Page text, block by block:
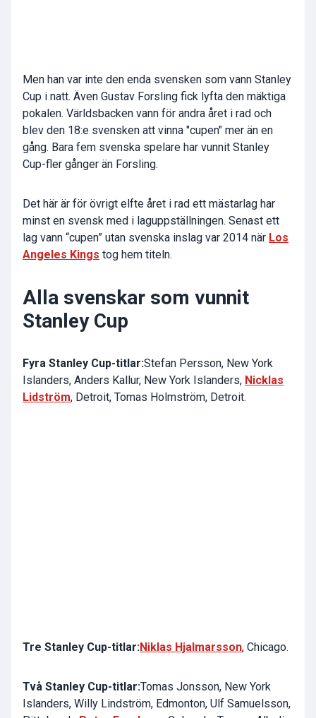
Men han var inte den enda svensken som vann Stanley
Cup i natt. Även Gustav Forsling fick lyfta den mäktiga
pokalen. Världsbacken vann för andra året i rad och
blev den 18:e svensken att vinna "cupen" mer än en
gång. Bara fem svenska spelare har vunnit Stanley
Cup-fler gånger än Forsling.
Det här är för övrigt elfte året i rad ett mästarlag har
minst en svensk med i laguppställningen. Senast ett
lag vann “cupen” utan svenska inslag var 2014 när Los
Angeles Kings tog hem titeln.
Alla svenskar som vunnit
Stanley Cup
Fyra Stanley Cup-titlar:Stefan Persson, New York
Islanders, Anders Kallur, New York Islanders, Nicklas
Lidström, Detroit, Tomas Holmström, Detroit.
Tre Stanley Cup-titlar:Niklas Hjalmarsson, Chicago.
Två Stanley Cup-titlar:Tomas Jonsson, New York
Islanders, Willy Lindström, Edmonton, Ulf Samuelsson,